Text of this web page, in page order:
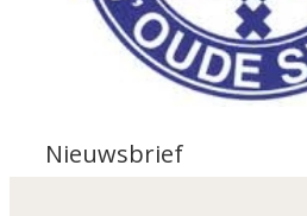
Nieuwsbrief